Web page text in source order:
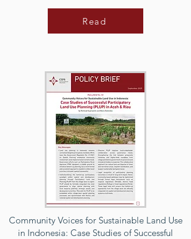
Read
Community Voices for Sustainable Land Use
in Indonesia: Case Studies of Successful